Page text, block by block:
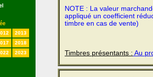
2013
2018
2023
NOTE : La valeur
appliqué un coefficient
timbre en cas de vente)
Timbres présentants : Au